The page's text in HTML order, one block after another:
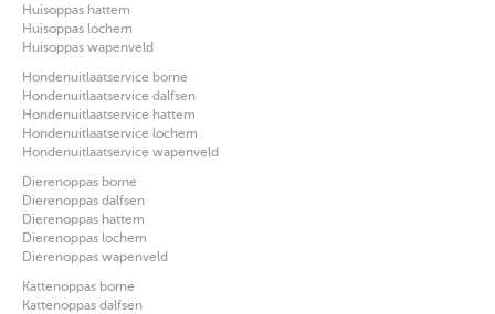
Huisoppas hattem
Huisoppas lochem
Huisoppas wapenveld
Hondenuitlaatservice borne
Hondenuitlaatservice dalfsen
Hondenuitlaatservice hattem
Hondenuitlaatservice lochem
Hondenuitlaatservice wapenveld
Dierenoppas borne
Dierenoppas dalfsen
Dierenoppas hattem
Dierenoppas lochem
Dierenoppas wapenveld
Kattenoppas borne
Kattenoppas dalfsen